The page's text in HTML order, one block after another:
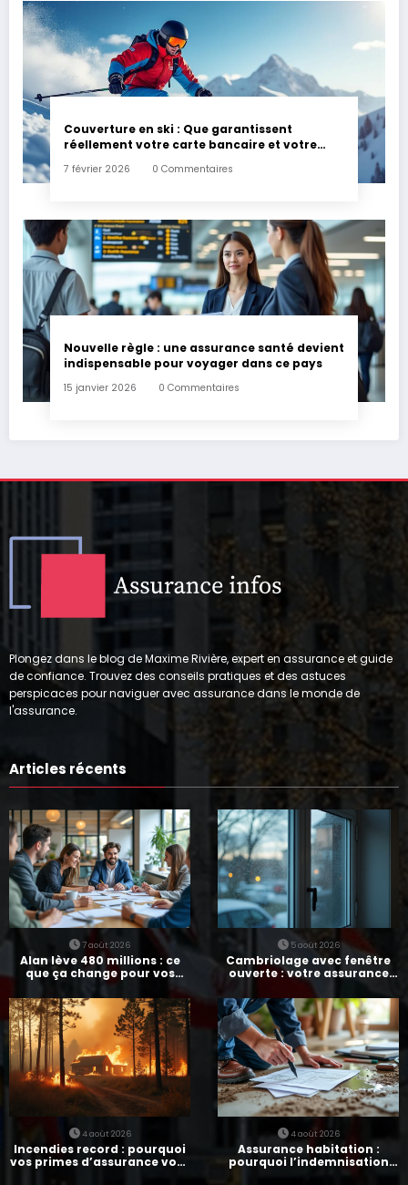
Couverture en ski : Que garantissent
réellement votre carte bancaire et votre
7 février 2026 0 Commentaires
Nouvelle règle : une assurance santé devient
indispensable pour voyager dans ce pays
15 janvier 2026 0 Commentaires
Plongez dans le blog de Maxime Rivière, expert en assurance et guide
de confiance. Trouvez des conseils pratiques et des astuces
perspicaces pour naviguer avec assurance dans le monde de
l'assurance.
Articles récents
7 août 2026
Alan lève 480 millions : ce
que ça change pour vos
5 août 2026
Cambriolage avec fenêtre
ouverte : votre assurance
paie-t-elle ?
4 août 2026
Incendies record : pourquoi
vos primes d’assurance vont
4 août 2026
Assurance habitation :
pourquoi l’indemnisation
prend parfois 7 mois